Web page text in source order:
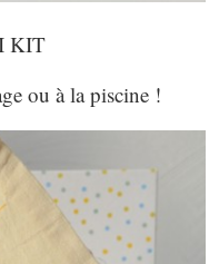
KIT
ou à la piscine !